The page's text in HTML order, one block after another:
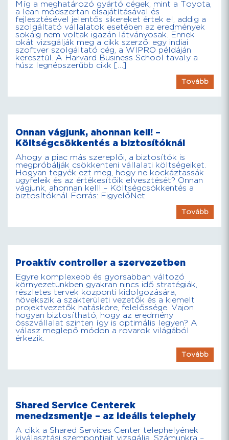
Míg a meghatározó gyártó cégek, mint a Toyota,
a lean módszertan elsajátításával és
fejlesztésével jelentős sikereket értek el, addig a
szolgáltató vállalatok esetében az eredmények
sokáig nem voltak igazán látványosak. Ennek
okát vizsgálják meg a cikk szerzői egy indiai
szoftver szolgáltató cég, a WIPRO példáján
keresztül. A Harvard Business School tavaly a
húsz legnépszerűbb cikk […]
Tovább
Onnan vágjunk, ahonnan kell! –
Költségcsökkentés a biztosítóknál
Ahogy a piac más szereplői, a biztosítók is
megpróbálják csökkenteni vállalati költségeiket.
Hogyan tegyék ezt meg, hogy ne kockáztassák
ügyfeleik és az értékesítőik elvesztését? Onnan
vágjunk, ahonnan kell! – Költségcsökkentés a
biztosítóknál Forrás: FigyelőNet
Tovább
Proaktív controller a szervezetben
Egyre komplexebb és gyorsabban változó
környezetünkben gyakran nincs idő stratégiák,
részletes tervek központi kidolgozására,
növekszik a szakterületi vezetők és a kiemelt
projektvezetők hatásköre, felelőssége. Vajon
hogyan biztosítható, hogy az eredmény
összvállalat szinten így is optimális legyen? A
válasz meglepő módon a rovarok világából
érkezik.
Tovább
Shared Service Centerek
menedzsmentje – az ideális telephely
A cikk a Shared Services Center telephelyének
kiválasztási szempontjait vizsgálja. Számunkra –